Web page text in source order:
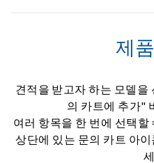
제
견적을 받고자 하는 모델을
의 카트에 추가"
여러 항목을 한 번에 선택
상단에 있는 문의 카트 아